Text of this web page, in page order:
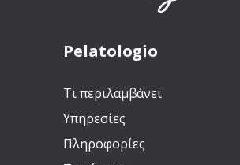
Pelatologio
Τι περιλαμβάνει
Υπηρεσίες
Πληροφορίες